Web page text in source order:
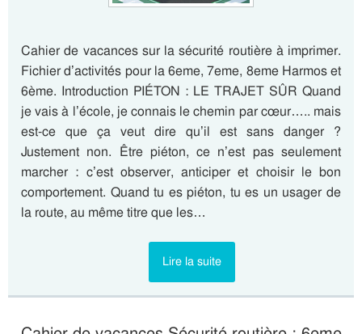
Cahier de vacances sur la sécurité routière à imprimer.
Fichier d’activités pour la 6eme, 7eme, 8eme Harmos et
6ème. Introduction PIÉTON : LE TRAJET SÛR Quand
je vais à l’école, je connais le chemin par cœur….. mais
est-ce que ça veut dire qu’il est sans danger ?
Justement non. Être piéton, ce n’est pas seulement
marcher : c’est observer, anticiper et choisir le bon
comportement. Quand tu es piéton, tu es un usager de
la route, au même titre que les…
Lire la suite